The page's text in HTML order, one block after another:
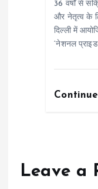
36 वर्षों से
और नेतृत्व के
दिल्ली में
‘नेशनल प्राइड
Leave a